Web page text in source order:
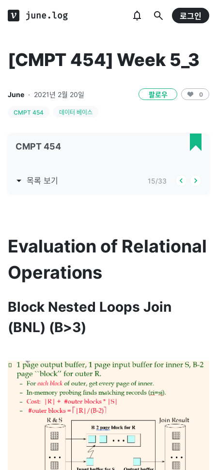
june.log 로그인
[CMPT 454] Week 5_3
June · 2021년 2월 20일 팔로우 0
CMPT 454 데이터 베이스
CMPT 454
목록 보기 15/33
Evaluation of Relational
Operations
Block Nested Loops Join
(BNL) (B>3)